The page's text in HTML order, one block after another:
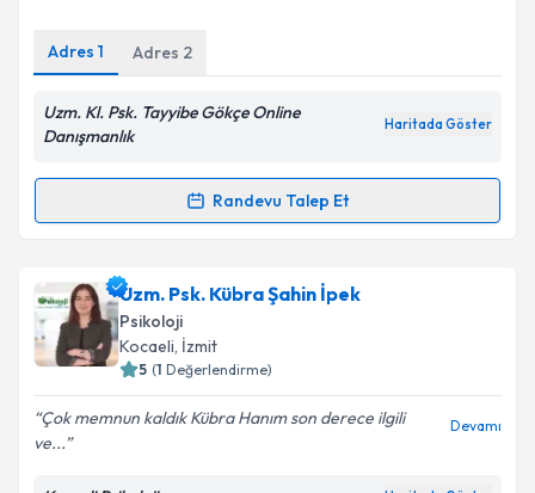
Kişisel verilerimin işlenmesine ilişkin
kapsamda işlenmesini kabul ediyorum.
Adres 1 Adres 2
Uzm. Kl. Psk. Tayyibe Gökçe Online
Danışmanlık
Randevu Talep Et
Randevu Takvimi Talebi
Klinik Psikolog Tayyibe Gökçeiçin randevu takvimi
talebi oluşturun. Size bu uzmandan randevu almanız
için bir takvim hazırlandığında e-posta ile
bilgilendireceğiz.
E-posta Adresiniz
Uzm. Psk. Kübra Şahin İpek
Psikoloji
Kocaeli, İzmit
( Değerlendirme)
Çok memnun kaldık Kübra Hanım son derece ilgili
ve...